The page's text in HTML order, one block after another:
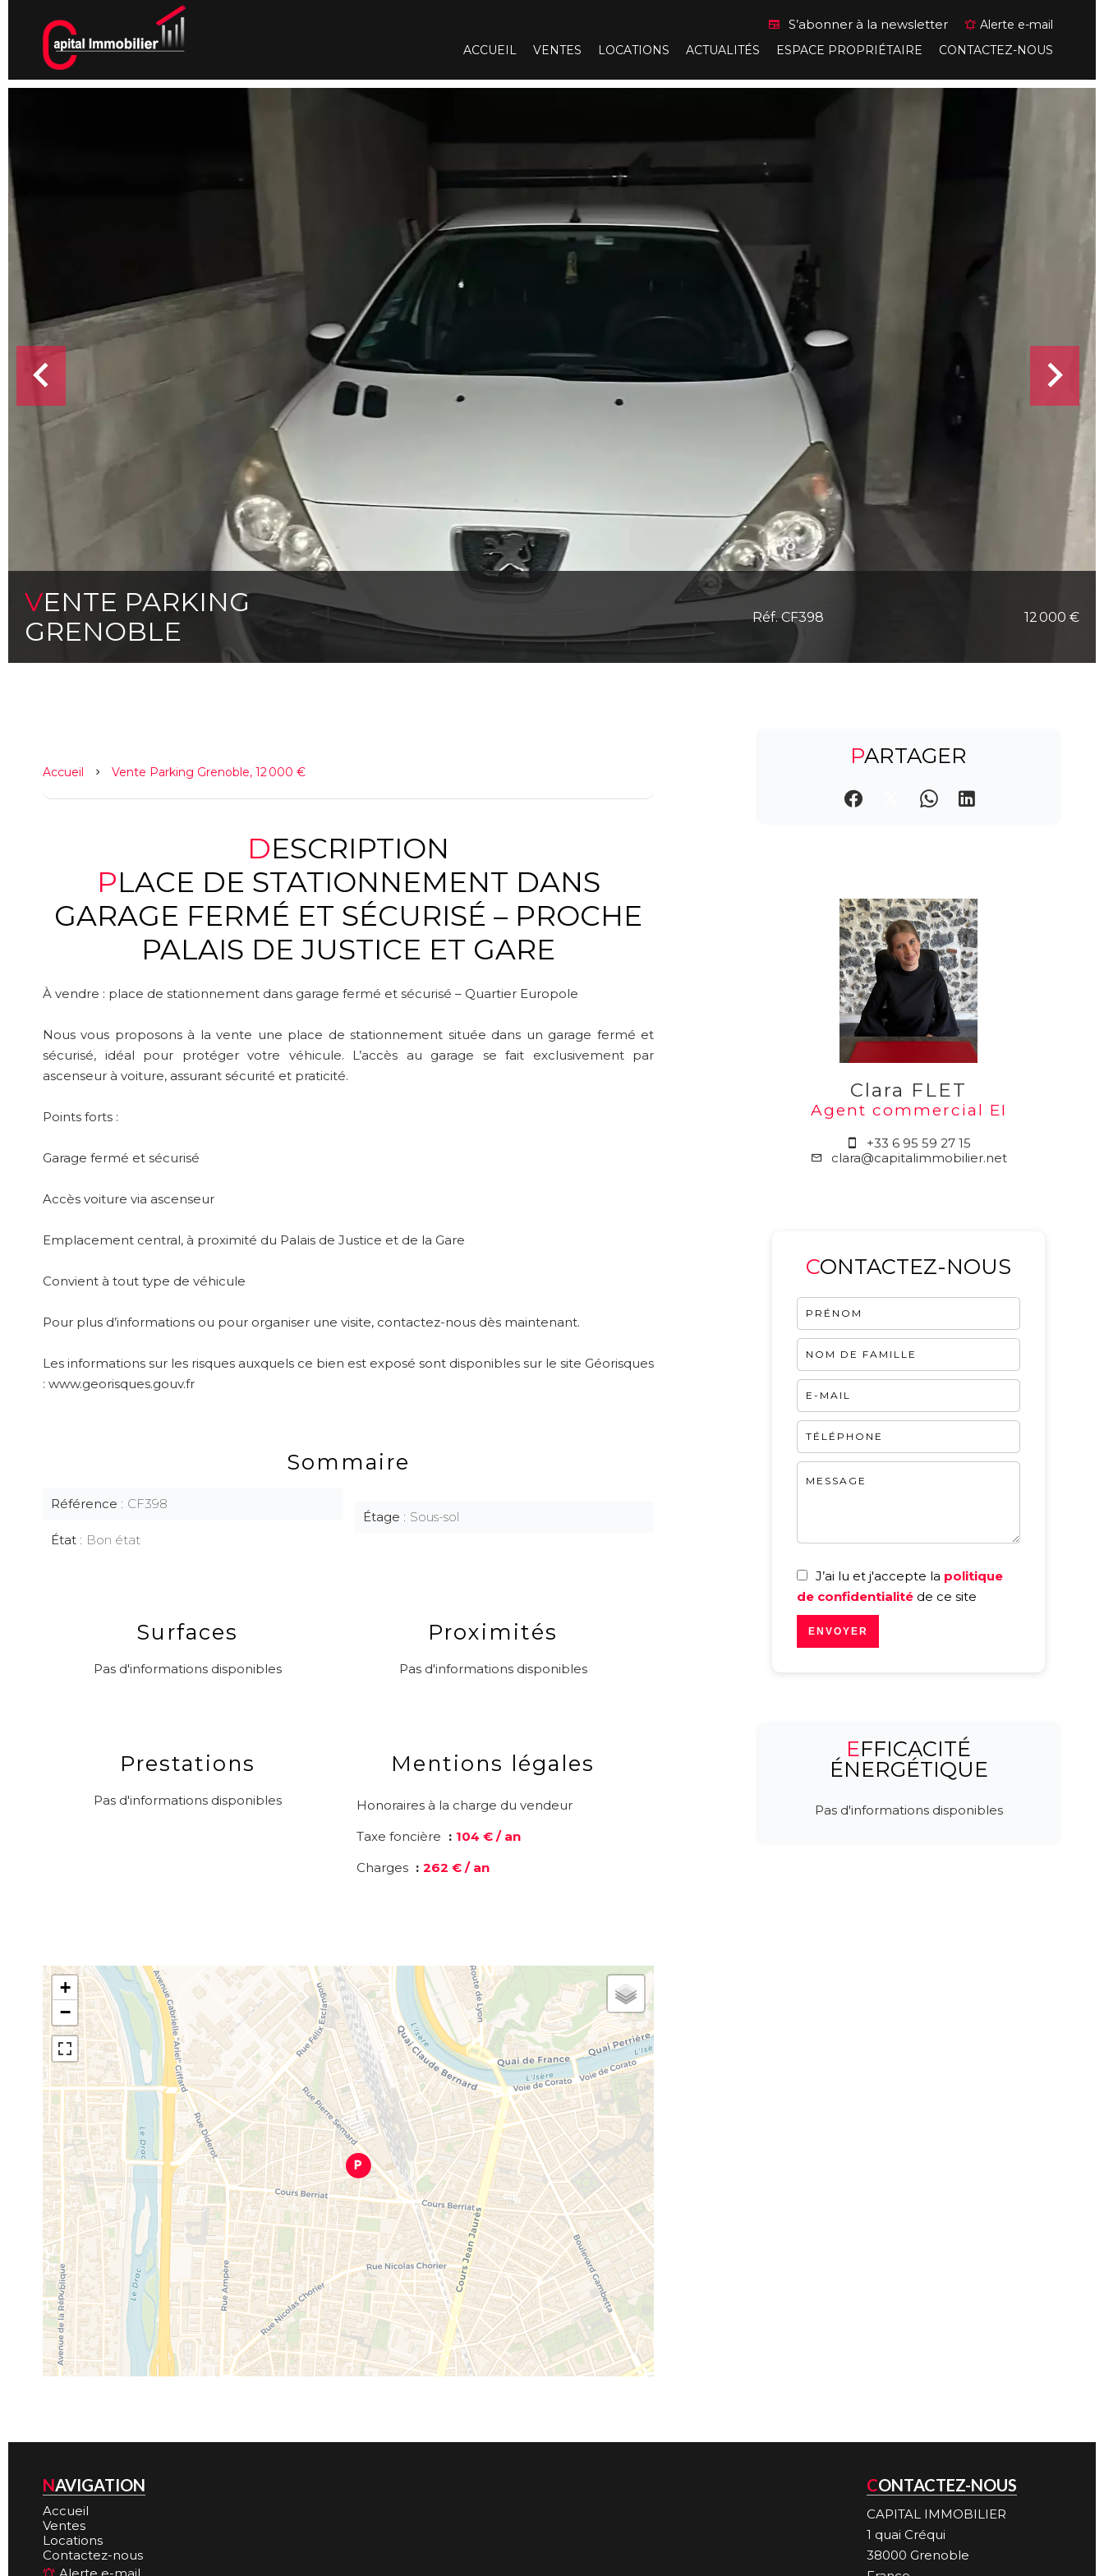
S’abonner à la newsletter
Alerte e-mail
ACCUEIL
VENTES LOCATIONS ACTUALITÉS ESPACE PROPRIÉTAIRE CONTACTEZ-NOUS
VENTE PARKING
GRENOBLE
Réf. CF398 12 000 €
Accueil Vente Parking Grenoble, 12 000 €
DESCRIPTION
PLACE DE STATIONNEMENT DANS
GARAGE FERMÉ ET SÉCURISÉ – PROCHE
PALAIS DE JUSTICE ET GARE
À vendre : place de stationnement dans garage fermé et sécurisé – Quartier Europole
Nous vous proposons à la vente une place de stationnement située dans un garage fermé et
sécurisé, idéal pour protéger votre véhicule. L’accès au garage se fait exclusivement par
ascenseur à voiture, assurant sécurité et praticité.
Points forts :
Garage fermé et sécurisé
Accès voiture via ascenseur
Emplacement central, à proximité du Palais de Justice et de la Gare
Convient à tout type de véhicule
Pour plus d’informations ou pour organiser une visite, contactez-nous dès maintenant.
Les informations sur les risques auxquels ce bien est exposé sont disponibles sur le site Géorisques
: www.georisques.gouv.fr
Sommaire
Référence CF398
État Bon état
Étage Sous-sol
Surfaces
Pas d'informations disponibles
Proximités
Pas d'informations disponibles
Prestations
Pas d'informations disponibles
Mentions légales
Honoraires à la charge du vendeur
Taxe foncière
104 € / an
Charges
262 € / an
+
−
PARTAGER
Clara FLET
Agent commercial EI
+33 6 95 59 27 15
clara@capitalimmobilier.net
CONTACTEZ-NOUS
J’ai lu et j'accepte la politique
de confidentialité de ce site
ENVOYER
EFFICACITÉ
ÉNERGÉTIQUE
Pas d'informations disponibles
NAVIGATION
Accueil
Ventes
Locations
Contactez-nous
CONTACTEZ-NOUS
CAPITAL IMMOBILIER
1 quai Créqui
38000 Grenoble